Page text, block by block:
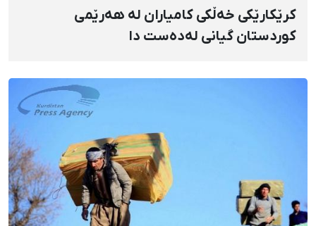
کرێکارێکی خەڵکی کامیاران لە هەرێمی
کوردستان گیانی لەدەست دا